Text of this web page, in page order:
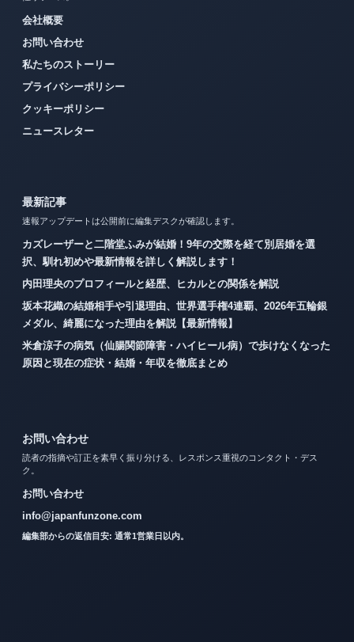
会社概要
お問い合わせ
私たちのストーリー
プライバシーポリシー
クッキーポリシー
ニュースレター
最新記事
速報アップデートは公開前に編集デスクが確認します。
カズレーザーと二階堂ふみが結婚！9年の交際を経て別居婚を選
択、馴れ初めや最新情報を詳しく解説します！
内田理央のプロフィールと経歴、ヒカルとの関係を解説
坂本花織の結婚相手や引退理由、世界選手権4連覇、2026年五輪銀
メダル、綺麗になった理由を解説【最新情報】
米倉涼子の病気（仙腸関節障害・ハイヒール病）で歩けなくなった
原因と現在の症状・結婚・年収を徹底まとめ
お問い合わせ
読者の指摘や訂正を素早く振り分ける、レスポンス重視のコンタクト・デス
ク。
お問い合わせ
info@japanfunzone.com
編集部からの返信目安: 通常1営業日以内。